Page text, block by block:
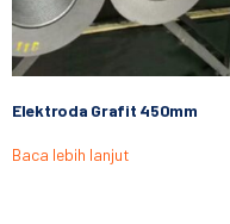
Elektroda Grafit 450mm
Baca lebih lanjut